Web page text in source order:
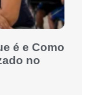
é e Como
no